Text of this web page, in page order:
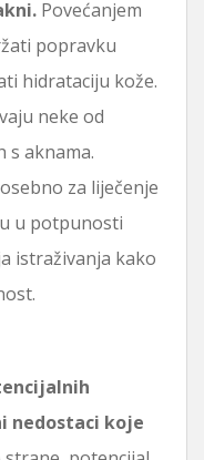
Povećanjem
popravku
hidrataciju kože.
neke od
s aknama.
za liječenje
u potpunosti
istraživanja kako
nedostaci koje